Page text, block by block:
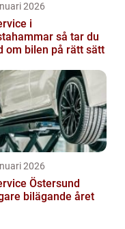
2026
i
så tar du
om bilen på rätt sätt
2026
Östersund
bilägande året